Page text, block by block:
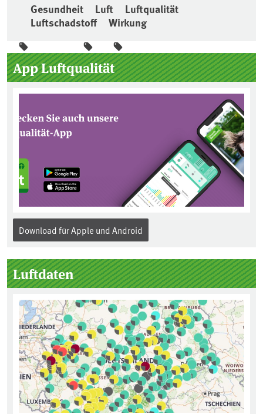
Gesundheit Luft
Luftqualität
Luftschadstoff
Wirkung
App Luftqualität
Download für Apple und Android
Seitenleiste
Luftdaten